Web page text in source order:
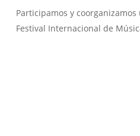
Participamos y
Festival Internacional de